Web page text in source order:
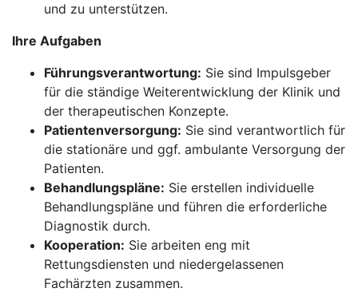
und zu unterstützen.
Ihre Aufgaben
Führungsverantwortung: Sie sind Impulsgeber
für die ständige Weiterentwicklung der Klinik und
der therapeutischen Konzepte.
Patientenversorgung: Sie sind verantwortlich für
die stationäre und ggf. ambulante Versorgung der
Patienten.
Behandlungspläne: Sie erstellen individuelle
Behandlungspläne und führen die erforderliche
Diagnostik durch.
Kooperation: Sie arbeiten eng mit
Rettungsdiensten und niedergelassenen
Fachärzten zusammen.